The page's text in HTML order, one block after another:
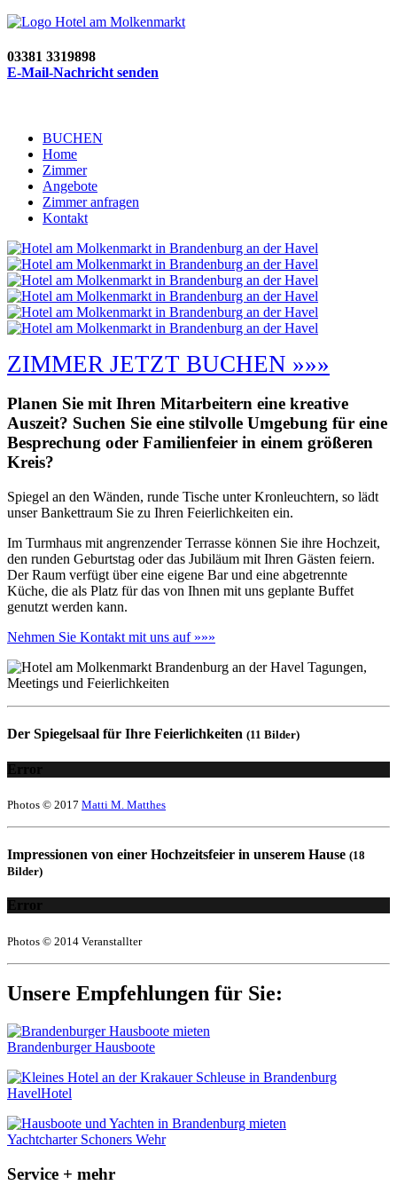
03381 3319898
E-Mail-Nachricht senden
BUCHEN
Home
Zimmer
Angebote
Zimmer anfragen
Kontakt
ZIMMER JETZT BUCHEN »»»
Planen Sie mit Ihren Mitarbeitern eine kreative
Auszeit? Suchen Sie eine stilvolle Umgebung für eine
Besprechung oder Familienfeier in einem größeren
Kreis?
Spiegel an den Wänden, runde Tische unter Kronleuchtern, so lädt
unser Bankettraum Sie zu Ihren Feierlichkeiten ein.
Im Turmhaus mit angrenzender Terrasse können Sie ihre Hochzeit,
den runden Geburtstag oder das Jubiläum mit Ihren Gästen feiern.
Der Raum verfügt über eine eigene Bar und eine abgetrennte
Küche, die als Platz für das von Ihnen mit uns geplante Buffet
genutzt werden kann.
Nehmen Sie Kontakt mit uns auf »»»
Der Spiegelsaal für Ihre Feierlichkeiten (11 Bilder)
Error
Photos © 2017 Matti M. Matthes
Impressionen von einer Hochzeitsfeier in unserem Hause (18
Bilder)
Error
Photos © 2014 Veranstallter
Unsere Empfehlungen für Sie:
Brandenburger Hausboote
HavelHotel
Yachtcharter Schoners Wehr
Service + mehr